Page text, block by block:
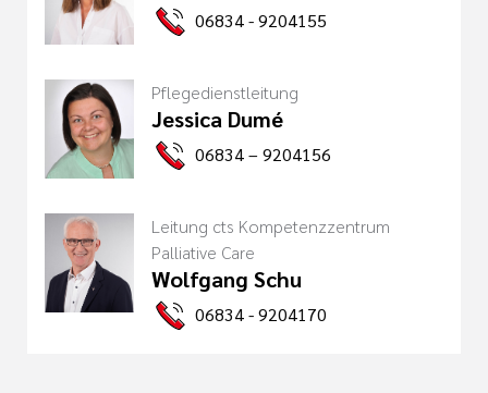
06834 - 9204155
Pflegedienstleitung
Jessica Dumé
06834 – 9204156
Leitung cts Kompetenzzentrum
Palliative Care
Wolfgang Schu
06834 - 9204170